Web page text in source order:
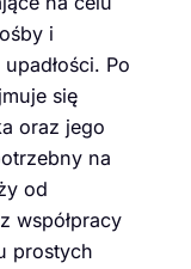
i
Po
się
oraz jego
na
od
współpracy
prostych